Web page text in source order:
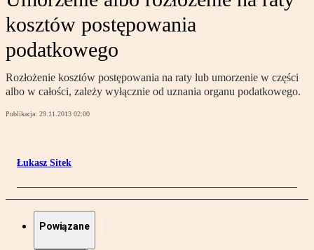
kosztów postępowania
podatkowego
Rozłożenie kosztów postępowania na raty lub umorzenie w części
albo w całości, zależy wyłącznie od uznania organu podatkowego.
Publikacja: 29.11.2013 02:00
Łukasz Sitek
Powiązane